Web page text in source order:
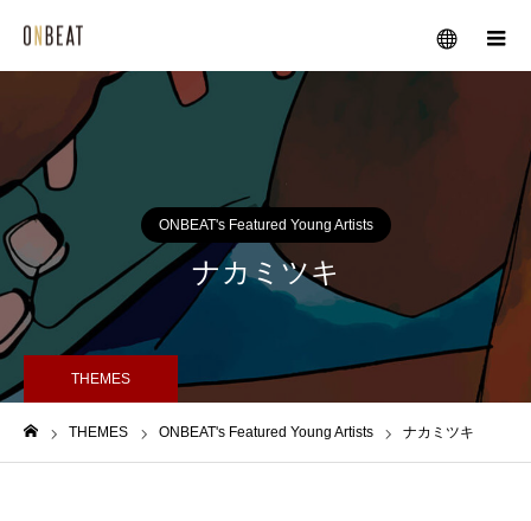
メニュー
ONBEAT's Featured Young Artists
ナカミツキ
THEMES
THEMES ONBEAT's Featured Young Artists ナカミツキ